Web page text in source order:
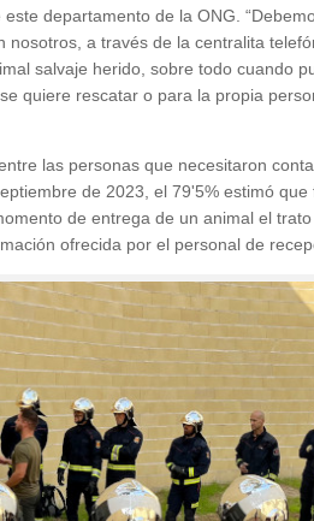
departamento de la ONG.
a través de la centralita
salvaje herido, sobre todo cuando
quiere rescatar o para la propia
las personas que necesitaron
de 2023, el 79'5% estimó que
de entrega de un animal el
ofrecida por el personal de